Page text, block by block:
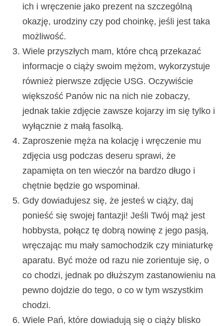
ich i wręczenie jako prezent na szczególną
okazję, urodziny czy pod choinkę, jeśli jest taka
możliwość.
Wiele przyszłych mam, które chcą przekazać
informacje o ciąży swoim mężom, wykorzystuje
również pierwsze zdjęcie USG. Oczywiście
większość Panów nic na nich nie zobaczy,
jednak takie zdjęcie zawsze kojarzy im się tylko i
wyłącznie z małą fasolką.
Zaproszenie męża na kolację i wręczenie mu
zdjęcia usg podczas deseru sprawi, że
zapamięta on ten wieczór na bardzo długo i
chętnie będzie go wspominał.
Gdy dowiadujesz się, że jesteś w ciąży, daj
ponieść się swojej fantazji! Jeśli Twój mąż jest
hobbysta, połącz tę dobrą nowinę z jego pasją,
wręczając mu mały samochodzik czy miniaturkę
aparatu. Być może od razu nie zorientuje się, o
co chodzi, jednak po dłuższym zastanowieniu na
pewno dojdzie do tego, o co w tym wszystkim
chodzi.
Wiele Pań, które dowiadują się o ciąży blisko